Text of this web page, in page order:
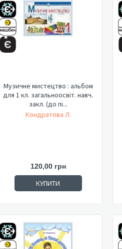
Музичне мистецтво : альбом
для 1 кл. загальноосвіт. навч.
закл. (до пі...
Кондратова Л.
120,00 грн
КУПИТИ